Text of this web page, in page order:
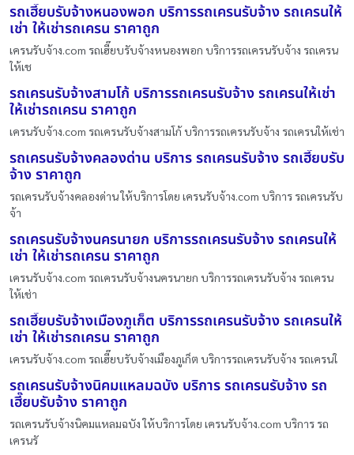
รถเฮี๊ยบรับจ้างหนองพอก บริการรถเครนรับจ้าง รถเครนให้
เช่า ให้เช่ารถเครน ราคาถูก
เครนรับจ้าง.com รถเฮี๊ยบรับจ้างหนองพอก บริการรถเครนรับจ้าง รถเครน
ให้เช
รถเครนรับจ้างสามโก้ บริการรถเครนรับจ้าง รถเครนให้เช่า
ให้เช่ารถเครน ราคาถูก
เครนรับจ้าง.com รถเครนรับจ้างสามโก้ บริการรถเครนรับจ้าง รถเครนให้เช่า
รถเครนรับจ้างคลองด่าน บริการ รถเครนรับจ้าง รถเฮี๊ยบรับ
จ้าง ราคาถูก
รถเครนรับจ้างคลองด่าน ให้บริการโดย เครนรับจ้าง.com บริการ รถเครนรับ
จ้า
รถเครนรับจ้างนครนายก บริการรถเครนรับจ้าง รถเครนให้
เช่า ให้เช่ารถเครน ราคาถูก
เครนรับจ้าง.com รถเครนรับจ้างนครนายก บริการรถเครนรับจ้าง รถเครน
ให้เช่า
รถเฮี๊ยบรับจ้างเมืองภูเก็ต บริการรถเครนรับจ้าง รถเครนให้
เช่า ให้เช่ารถเครน ราคาถูก
เครนรับจ้าง.com รถเฮี๊ยบรับจ้างเมืองภูเก็ต บริการรถเครนรับจ้าง รถเครนใ
รถเครนรับจ้างนิคมแหลมฉบัง บริการ รถเครนรับจ้าง รถ
เฮี๊ยบรับจ้าง ราคาถูก
รถเครนรับจ้างนิคมแหลมฉบัง ให้บริการโดย เครนรับจ้าง.com บริการ รถ
เครนรั